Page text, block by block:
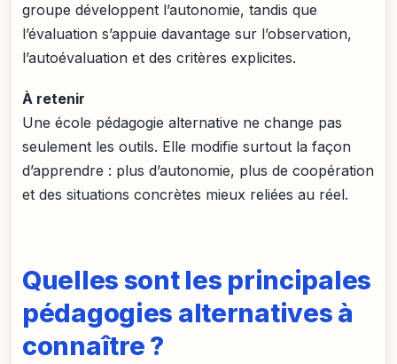
groupe développent l’autonomie, tandis que
l’évaluation s’appuie davantage sur l’observation,
l’autoévaluation et des critères explicites.
À retenir
Une école pédagogie alternative ne change pas
seulement les outils. Elle modifie surtout la façon
d’apprendre : plus d’autonomie, plus de coopération
et des situations concrètes mieux reliées au réel.
Quelles sont les principales
pédagogies alternatives à
connaître ?